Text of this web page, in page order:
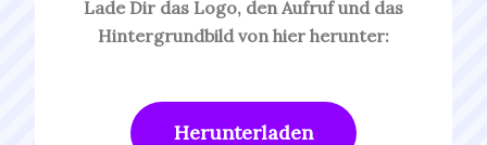
Lade Dir das Logo, den Aufruf und das
Hintergrundbild von hier herunter:
Herunterladen